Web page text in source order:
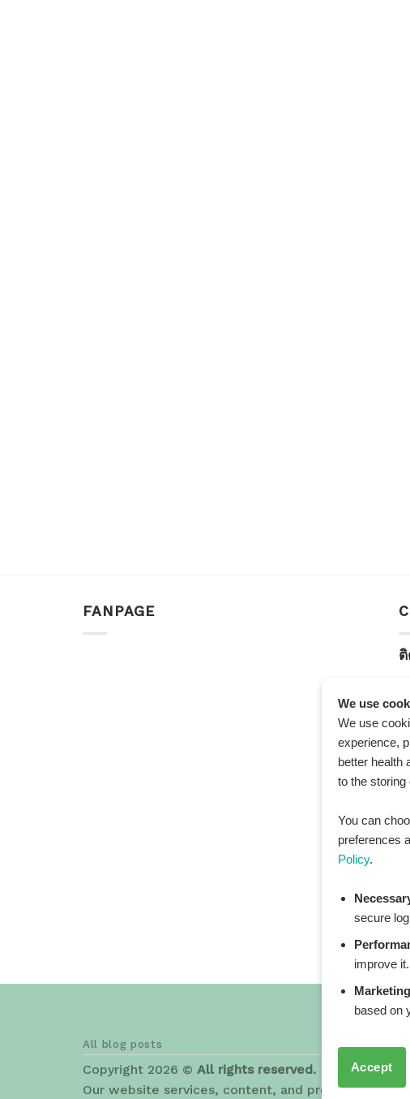
FANPAGE
เ
All blog posts
Copyright 2026 © All rights reserved.
Our website services, content, and products are
We use
We use
experience,
better health
to the
You can
preferences
Policy.
secure
improve it.
based on
Accept